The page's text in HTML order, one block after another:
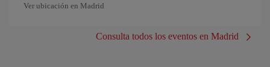
Ver ubicación en Madrid
Consulta todos los eventos en Madrid